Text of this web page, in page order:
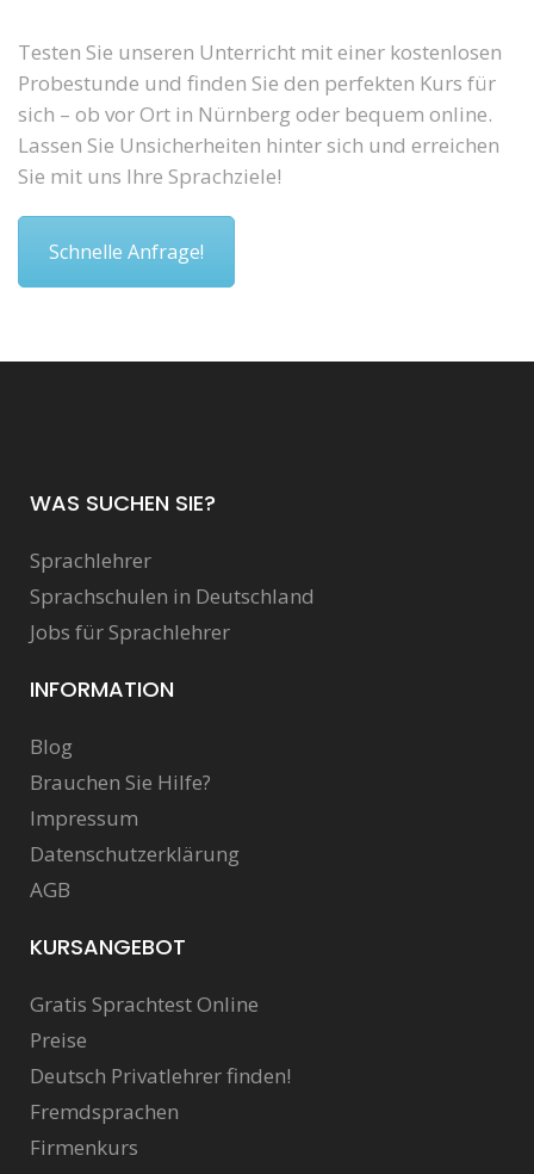
Testen Sie unseren Unterricht mit einer kostenlosen
Probestunde und finden Sie den perfekten Kurs für
sich – ob vor Ort in Nürnberg oder bequem online.
Lassen Sie Unsicherheiten hinter sich und erreichen
Sie mit uns Ihre Sprachziele!
Schnelle Anfrage!
WAS SUCHEN SIE?
Sprachlehrer
Sprachschulen in Deutschland
Jobs für Sprachlehrer
INFORMATION
Blog
Brauchen Sie Hilfe?
Impressum
Datenschutzerklärung
AGB
KURSANGEBOT
Gratis Sprachtest Online
Preise
Deutsch Privatlehrer finden!
Fremdsprachen
Firmenkurs